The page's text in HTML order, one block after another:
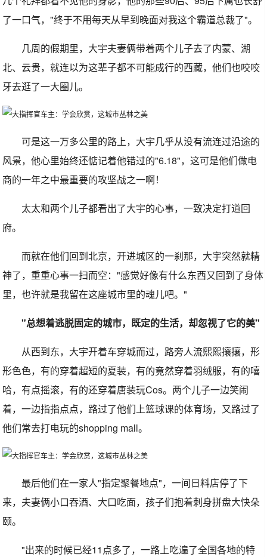
了一口气，"终于不用每天从早到晚面对我这个霸道总裁了"。
几周的假期里，大宇夫妻俩带着两个儿子去了内蒙、湖
北、云贵，就连以为这辈子都不可能成行的西藏，他们也咬咬
牙去逛了一大圈儿。
可是这一万多公里的路上，大宇几乎从没有流连过沿途的
风景，他心里始终还惦记着他错过的"6.18"，这可是他们做电
商的一年之中最重要的攻坚战之一啊！
太太和两个儿子都看出了大宇的心事，一致决定打道回
府。
而就在他们回到北京，开进城区的一刹那，大宇突然就精
神了，重重心事一扫而空："感觉好像有什么东西又回到了身体
里，也许就是我留在这座城市里的魂儿吧。"
"总想着逃脱固定的城市，既定的生活，却忽视了它的美"
从西到东，大宇开着车穿城而过，路旁人流熙熙攘攘，形
形色色，有的穿着超短的夏装，有的竟然穿着羽绒服，有的嘻
哈，有点摇滚，有的还穿着唐装玩Cos。两个儿子一边笑闹
着，一边指指点点，路过了他们上篮球课的体育场，又路过了
他们常去打电玩的shopping mall。
最后他们在一家人"指定聚餐地点"，一间日料店停了下
来，夫妻俩小口吞酒、大口吃面，孩子们抱着刺身拼盘大快朵
颐。
"出来的时候已经11点多了，一路上吃遍了全国各地的特